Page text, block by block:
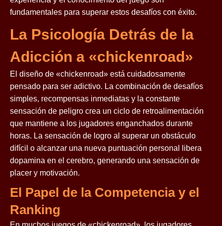
fundamentales para superar estos desafíos con éxito.
La Psicología Detrás de la
Adicción a «chickenroad»
El diseño de «chickenroad» está cuidadosamente
pensado para ser adictivo. La combinación de desafíos
simples, recompensas inmediatas y la constante
sensación de peligro crea un ciclo de retroalimentación
que mantiene a los jugadores enganchados durante
horas. La sensación de logro al superar un obstáculo
difícil o alcanzar una nueva puntuación personal libera
dopamina en el cerebro, generando una sensación de
placer y motivación.
El Papel de la Competencia y el
Ranking